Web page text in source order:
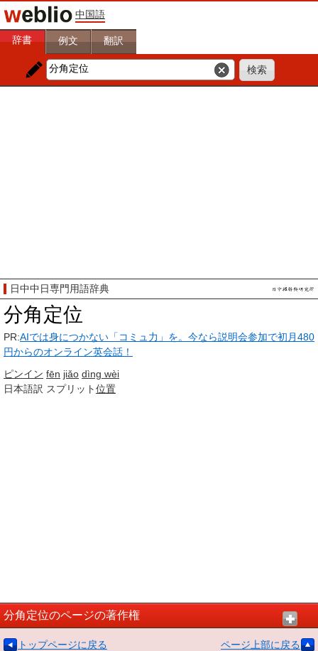
中国語
辞書 例文 翻訳
日中中日専門用語辞典
分角定位
PR:AIでは身につかない「コミュ力」を。今なら説明会参加で初月480
円からのオンライン英会話！
ピンイン fēn jiǎo dìng wèi
日本語訳 スプリット位置
分角定位のページの著作権
トップページに戻る ページ上部に戻る